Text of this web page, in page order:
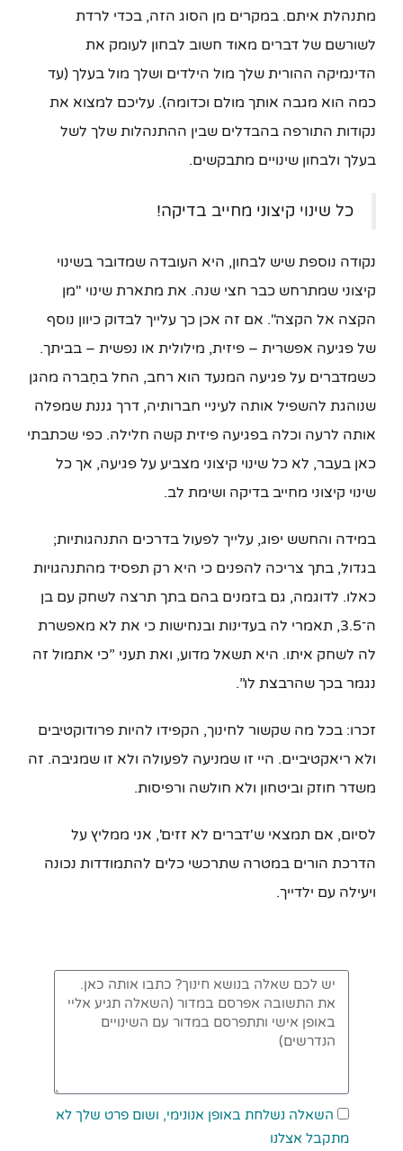
מתנהלת איתם. במקרים מן הסוג הזה, בכדי לרדת
לשורשם של דברים מאוד חשוב לבחון לעומק את
הדינמיקה ההורית שלך מול הילדים ושלך מול בעלך (עד
כמה הוא מגבה אותך מולם וכדומה). עליכם למצוא את
נקודות התורפה בהבדלים שבין ההתנהלות שלך לשל
בעלך ולבחון שינויים מתבקשים.
כל שינוי קיצוני מחייב בדיקה!
נקודה נוספת שיש לבחון, היא העובדה שמדובר בשינוי
קיצוני שמתרחש כבר חצי שנה. את מתארת שינוי "מן
הקצה אל הקצה". אם זה אכן כך עלייך לבדוק כיוון נוסף
של פגיעה אפשרית – פיזית, מילולית או נפשית – בביתך.
כשמדברים על פגיעה המנעד הוא רחב, החל בחַברה מהגן
שנוהגת להשפיל אותה לעיניי חברותיה, דרך גננת שמפלה
אותה לרעה וכלה בפגיעה פיזית קשה חלילה. כפי שכתבתי
כאן בעבר, לא כל שינוי קיצוני מצביע על פגיעה, אך כל
שינוי קיצוני מחייב בדיקה ושימת לב.
במידה והחשש יפוג, עלייך לפעול בדרכים התנהגותיות;
בגדול, בתך צריכה להפנים כי היא רק תפסיד מהתנהגויות
כאלו. לדוגמה, גם בזמנים בהם בתך תרצה לשחק עם בן
ה־3.5, תאמרי לה בעדינות ובנחישות כי את לא מאפשרת
לה לשחק איתו. היא תשאל מדוע, ואת תעני ”כי אתמול זה
נגמר בכך שהרבצת לו”.
זכרו: בכל מה שקשור לחינוך, הקפידו להיות פרודוקטיבים
ולא ריאקטיביים. היי זו שמניעה לפעולה ולא זו שמגיבה. זה
משדר חוזק וביטחון ולא חולשה ורפיסות.
לסיום, אם תמצאי ש'דברים לא זזים', אני ממליץ על
הדרכת הורים במטרה שתרכשי כלים להתמודדות נכונה
ויעילה עם ילדייך.
השאלה נשלחת באופן אנונימי, ושום פרט שלך לא
מתקבל אצלנו